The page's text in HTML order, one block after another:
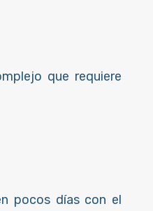
que requiere
pocos días con el